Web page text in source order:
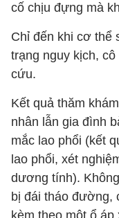
cố chịu đựng mà
Chỉ đến khi cơ thể
trạng nguy kịch,
cứu.
Kết quả thăm
nhân lẫn gia đình
mắc lao phổi (kết
lao phổi, xét
dương tính).
bị đái tháo đường,
kèm theo một ổ